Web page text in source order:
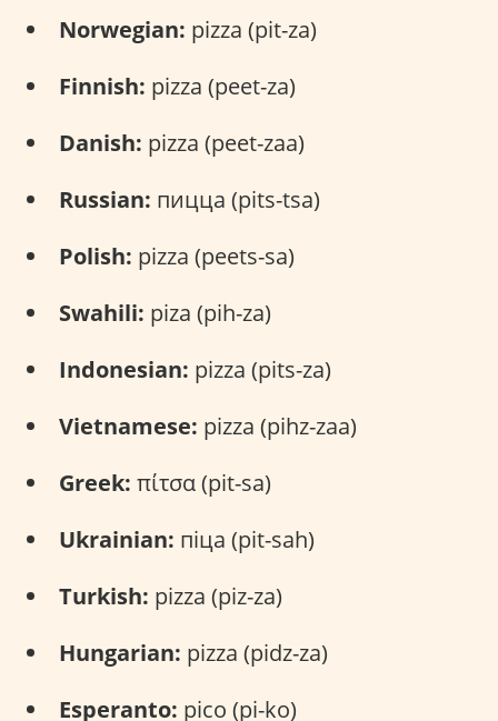
Norwegian: pizza (pit-za)
Finnish: pizza (peet-za)
Danish: pizza (peet-zaa)
Russian: пицца (pits-tsa)
Polish: pizza (peets-sa)
Swahili: piza (pih-za)
Indonesian: pizza (pits-za)
Vietnamese: pizza (pihz-zaa)
Greek: πίτσα (pit-sa)
Ukrainian: піца (pit-sah)
Turkish: pizza (piz-za)
Hungarian: pizza (pidz-za)
Esperanto: pico (pi-ko)